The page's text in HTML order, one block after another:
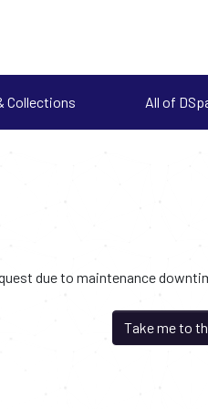
Collections All of
due to maintenance
Take me to